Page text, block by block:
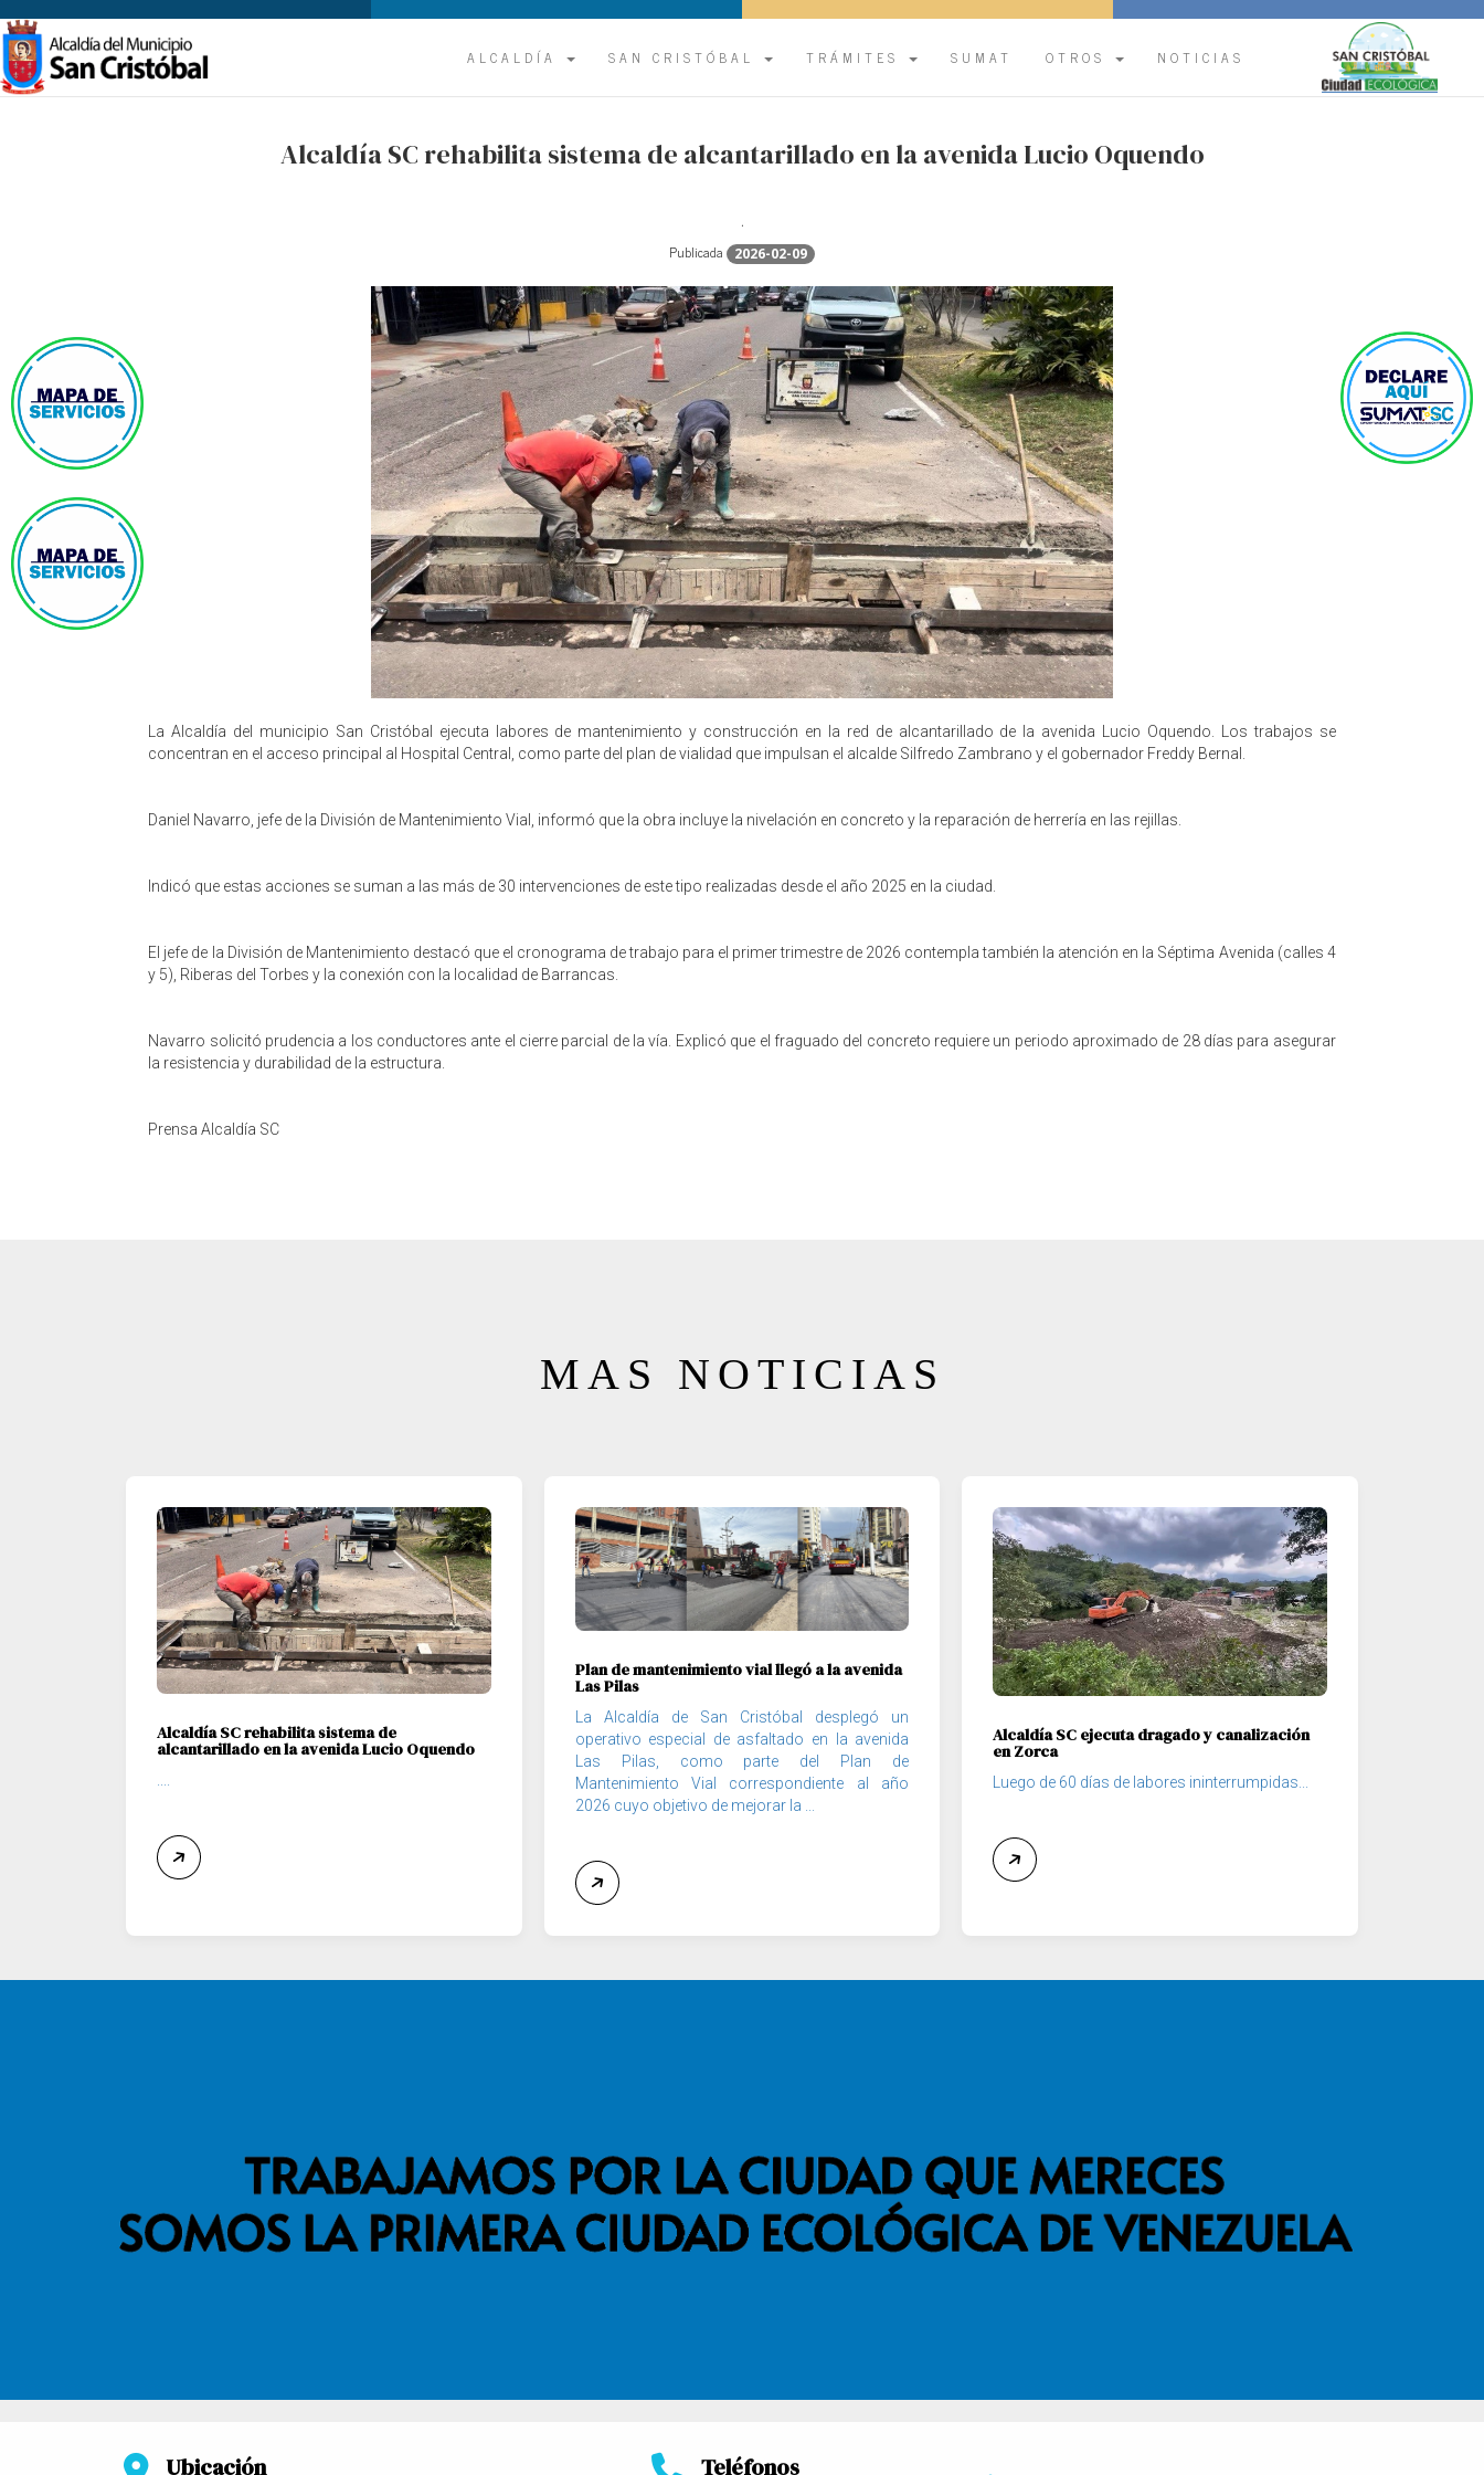
ALCALDÍA SAN CRISTÓBAL TRÁMITES SUMAT OTROS NOTICIAS
Alcaldía SC rehabilita sistema de alcantarillado en la avenida Lucio Oquendo
.
Publicada 2026-02-09
La Alcaldía del municipio San Cristóbal ejecuta labores de mantenimiento y construcción en la red de alcantarillado de la avenida Lucio Oquendo. Los trabajos se
concentran en el acceso principal al Hospital Central, como parte del plan de vialidad que impulsan el alcalde Silfredo Zambrano y el gobernador Freddy Bernal.
​Daniel Navarro, jefe de la División de Mantenimiento Vial, informó que la obra incluye la nivelación en concreto y la reparación de herrería en las rejillas.
Indicó que estas acciones se suman a las más de 30 intervenciones de este tipo realizadas desde el año 2025 en la ciudad.
El jefe de la División de Mantenimiento destacó que el cronograma de trabajo para el primer trimestre de 2026 contempla también la atención en la Séptima Avenida (calles 4
y 5), Riberas del Torbes y la conexión con la localidad de Barrancas.
​Navarro solicitó prudencia a los conductores ante el cierre parcial de la vía. Explicó que el fraguado del concreto requiere un periodo aproximado de 28 días para asegurar
la resistencia y durabilidad de la estructura.
Prensa Alcaldía SC
MAS NOTICIAS
Alcaldía SC rehabilita sistema de
alcantarillado en la avenida Lucio Oquendo
Plan de mantenimiento vial llegó a la avenida
Las Pilas
La Alcaldía de San Cristóbal desplegó un
operativo especial de asfaltado en la avenida
Las Pilas, como parte del Plan de
Mantenimiento Vial correspondiente al año
2026 cuyo objetivo de mejorar la ...
Alcaldía SC ejecuta dragado y canalización
en Zorca
Luego de 60 días de labores ininterrumpidas...
Ubicación Teléfonos